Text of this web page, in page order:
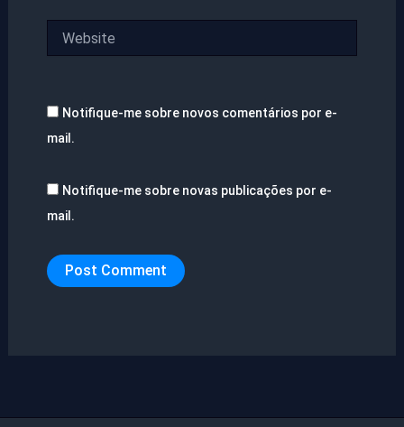
Notifique-me sobre novos comentários por e-
mail.
Notifique-me sobre novas publicações por e-
mail.